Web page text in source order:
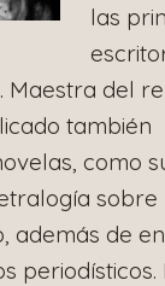
las
Maestra del
también
como
además de
periodísticos.